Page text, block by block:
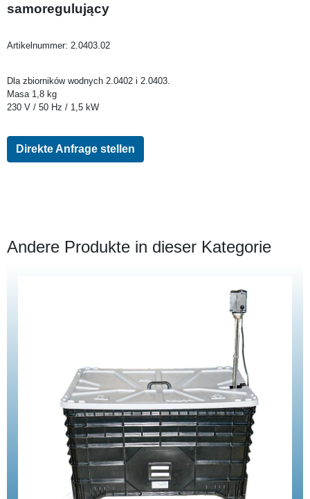
samoregulujący
Artikelnummer: 2.0403.02
Dla zbiorników wodnych 2.0402 i 2.0403.
Masa 1,8 kg
230 V / 50 Hz / 1,5 kW
Direkte Anfrage stellen
Andere Produkte in dieser Kategorie